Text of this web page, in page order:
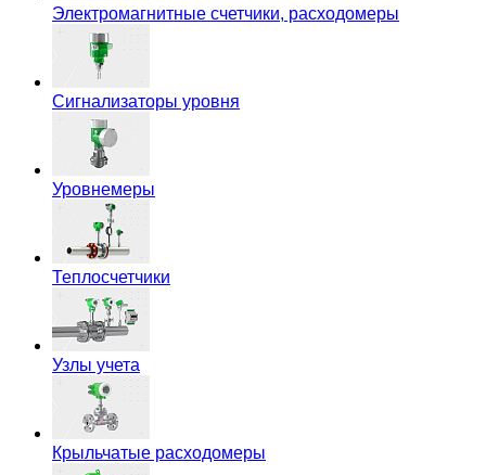
Электромагнитные счетчики, расходомеры
Сигнализаторы уровня
Уровнемеры
Теплосчетчики
Узлы учета
Крыльчатые расходомеры